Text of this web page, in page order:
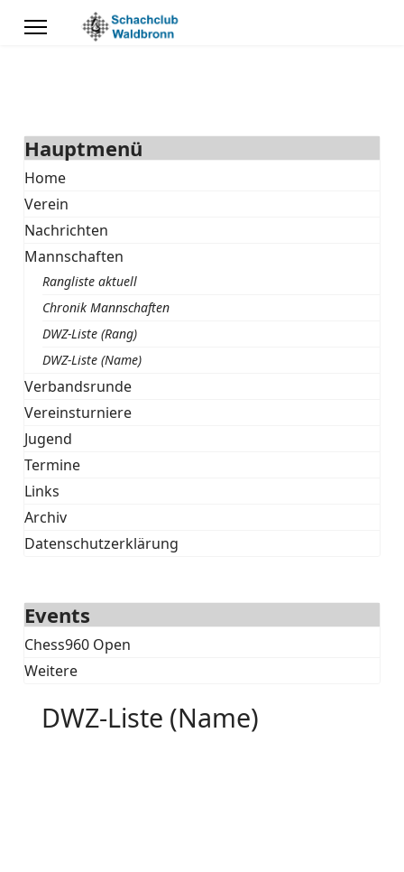
Hauptmenü
Home
Verein
Nachrichten
Mannschaften
Rangliste aktuell
Chronik Mannschaften
DWZ-Liste (Rang)
DWZ-Liste (Name)
Verbandsrunde
Vereinsturniere
Jugend
Termine
Links
Archiv
Datenschutzerklärung
Events
Chess960 Open
Weitere
DWZ-Liste (Name)